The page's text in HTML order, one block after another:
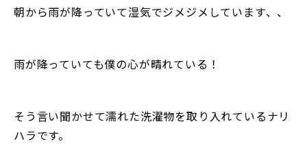
朝から雨が降っていて湿気でジメジメしています、、
雨が降っていても僕の心が晴れている！
そう言い聞かせて濡れた洗濯物を取り入れているナリ
ハラです。